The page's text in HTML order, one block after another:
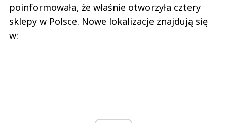
poinformowała, że właśnie otworzyła cztery
sklepy w Polsce. Nowe lokalizacje znajdują się
w: